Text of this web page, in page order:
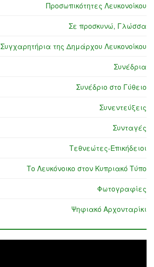
Προσωπικότητες Λευκονοίκου
Σε προσκυνώ, Γλώσσα
Συγχαρητήρια της Δημάρχου Λευκονοίκου
Συνέδρια
Συνέδριο στο Γύθειο
Συνεντεύξεις
Συνταγές
Τεθνεώτες-Επικήδειοι
Το Λευκόνοικο στον Κυπριακό Τύπο
Φωτογραφίες
Ψηφιακό Αρχονταρίκι